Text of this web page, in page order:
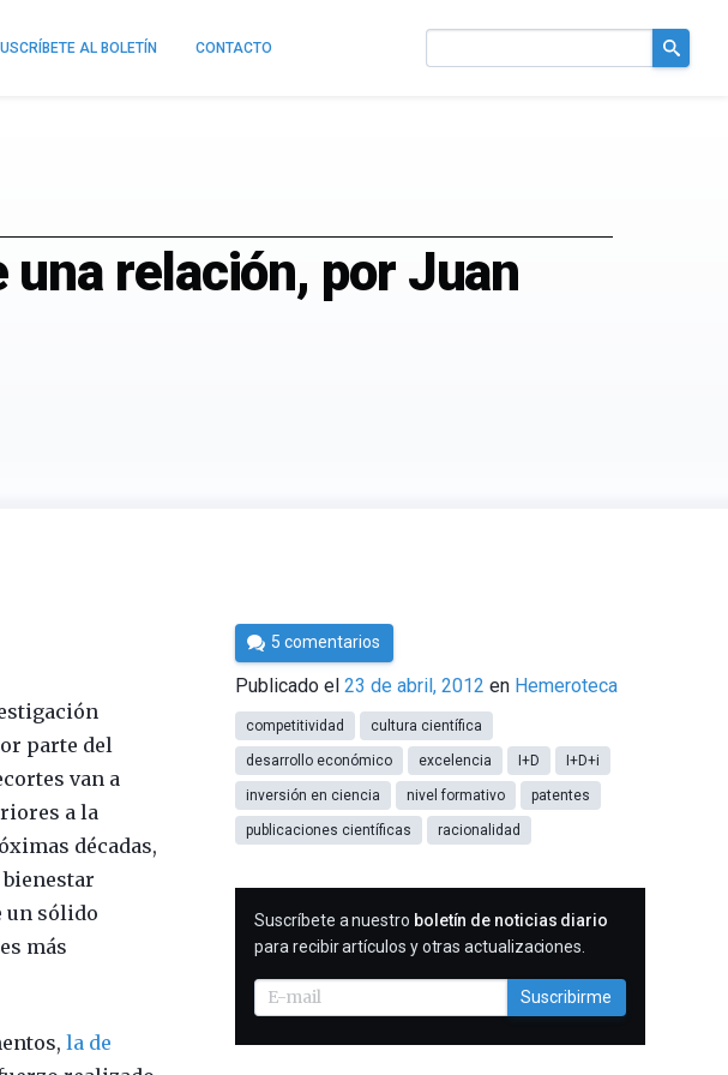
AL BOLETÍN CONTACTO
relación, por Juan
parte del
van a
a la
décadas,
un sólido
más
la de
Por
Cultura
Cientifica
5 comentarios
Publicado el23 de abril, 2012 en Hemeroteca
competitividad cultura científica
desarrollo económico excelencia I+D I+D+i
inversión en ciencia nivel formativo patentes
publicaciones científicas racionalidad
SUSCRIBIRME
Suscríbete a nuestro boletín de noticias diario
para recibir artículos y otras actualizaciones.
Suscribirme